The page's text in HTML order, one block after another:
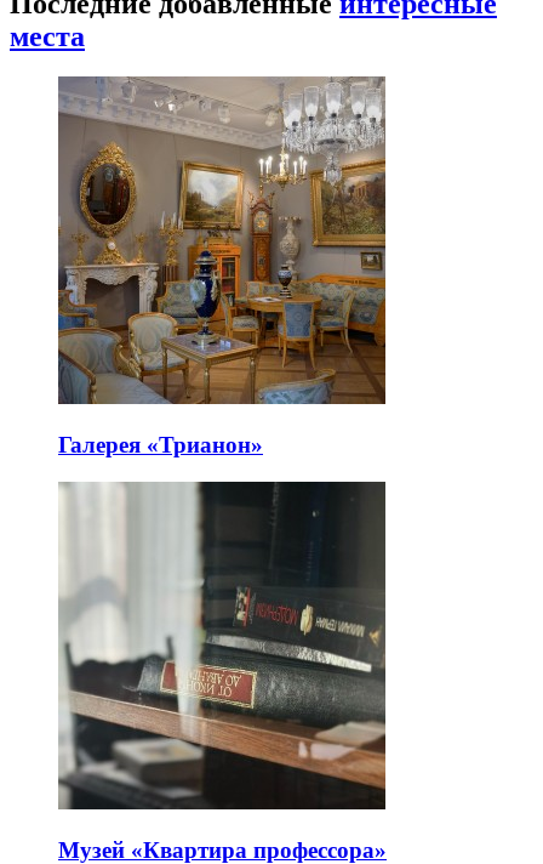
места
Галерея «Трианон»
Музей «Квартира профессора»